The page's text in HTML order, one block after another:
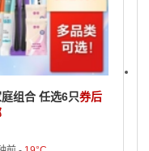
组合 任选6只券后